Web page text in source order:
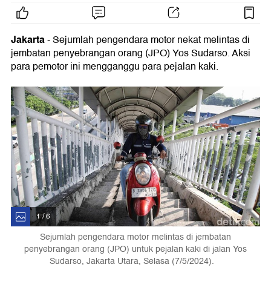
Jakarta- Sejumlah pengendara motor nekat melintas di
jembatan penyebrangan orang (JPO) Yos Sudarso. Aksi
para pemotor ini mengganggu para pejalan kaki.
1 / 6
Sejumlah pengendara motor melintas di jembatan
penyebrangan orang (JPO) untuk pejalan kaki di jalan Yos
Sudarso, Jakarta Utara, Selasa (7/5/2024).